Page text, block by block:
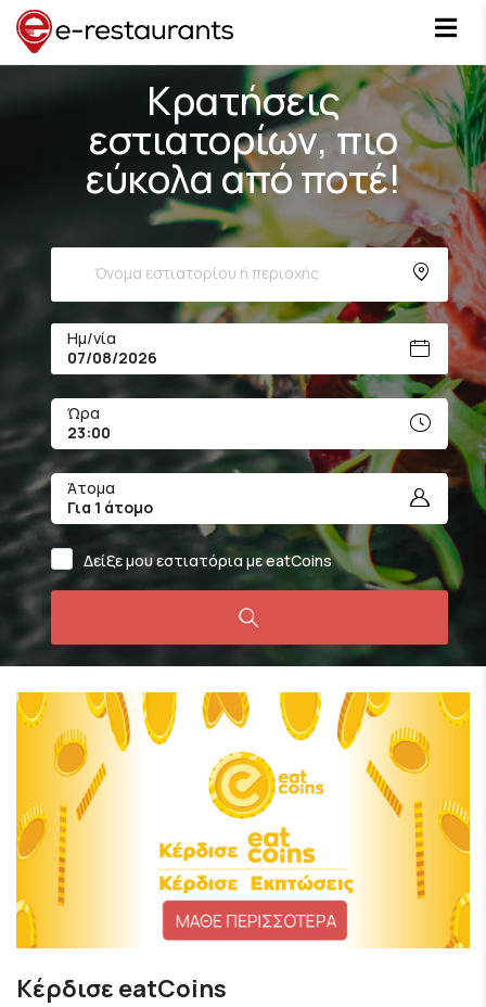
Κρατήσεις
εστιατορίων, πιο
εύκολα από ποτέ!
Ημ/νία
Ώρα
23:00
Άτομα
Για 1 άτομο
Δείξε μου εστιατόρια με eatCoins
Κέρδισε eatCoins